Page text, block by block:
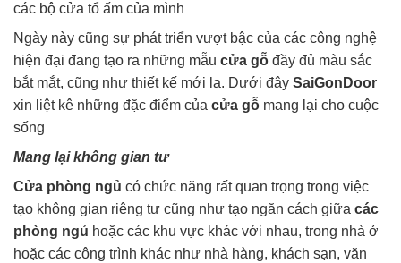
các bộ cửa tổ ấm của mình
Ngày này cũng sự phát triển vượt bậc của các công nghệ
hiện đại đang tạo ra những mẫu cửa gỗ đầy đủ màu sắc
bắt mắt, cũng như thiết kế mới lạ. Dưới đây SaiGonDoor
xin liệt kê những đặc điểm của cửa gỗ mang lại cho cuộc
sống
Mang lại không gian tư
Cửa phòng ngủ có chức năng rất quan trọng trong việc
tạo không gian riêng tư cũng như tạo ngăn cách giữa các
phòng ngủ hoặc các khu vực khác với nhau, trong nhà ở
hoặc các công trình khác như nhà hàng, khách sạn, văn